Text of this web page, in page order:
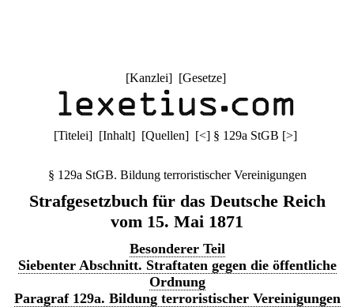
[Kanzlei] [Gesetze]
[Titelei] [Inhalt] [Quellen] [<] § 129a StGB [>]
§ 129a StGB. Bildung terroristischer Vereinigungen
Strafgesetzbuch für das Deutsche Reich
vom 15. Mai 1871
Besonderer Teil
Siebenter Abschnitt. Straftaten gegen die öffentliche
Ordnung
Paragraf 129a. Bildung terroristischer Vereinigungen